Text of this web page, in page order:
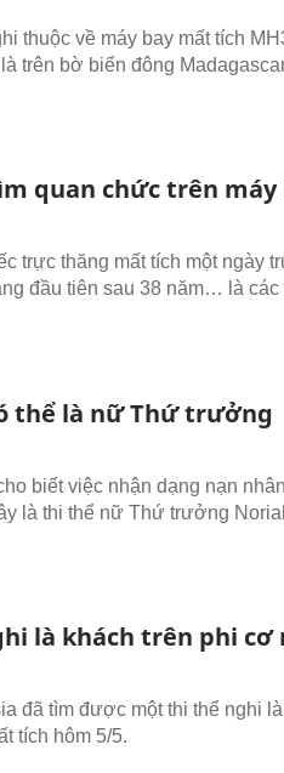
thuộc về máy bay mất tích
trên bờ biển đông
quan chức trên máy
trực thăng mất tích một ngày
đầu tiên sau 38 năm… là các
thể là nữ Thứ trưởng
biết việc nhận dạng nạn
là thi thể nữ Thứ trưởng
là khách trên phi cơ
đã tìm được một thi thể nghi
tích hôm 5/5.